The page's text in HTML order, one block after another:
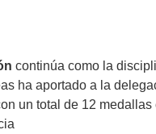
continúa como la
ha aportado a la
un total de 12 medallas